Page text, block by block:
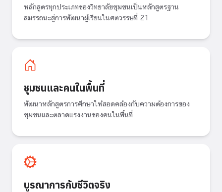
หลักสูตรทุกประเภทของวิทยาลัยชุมชนเป็นหลักสูตรฐาน
สมรรถนะสู่การพัฒนาผู้เรียนในศตวรรษที่ 21
ชุมชนและคนในพื้นที่
พัฒนาหลักสูตรการศึกษาให้สอดคล้องกับความต้องการของ
ชุมชนและตลาดแรงงานของคนในพื้นที่
บูรณาการกับชีวิตจริง